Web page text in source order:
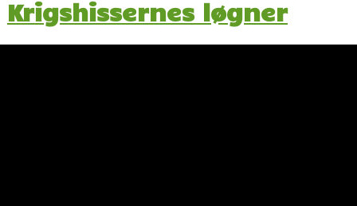
Krigshissernes løgner